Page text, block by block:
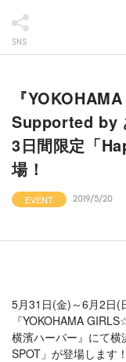
SNS
『
Supported by
3日間限定「
場！
EVENT 2019/5/20
5月31日(金)～6月2日(
『YOKOHAMA
横濱ハーバー』にて
SPOT」が登場します！